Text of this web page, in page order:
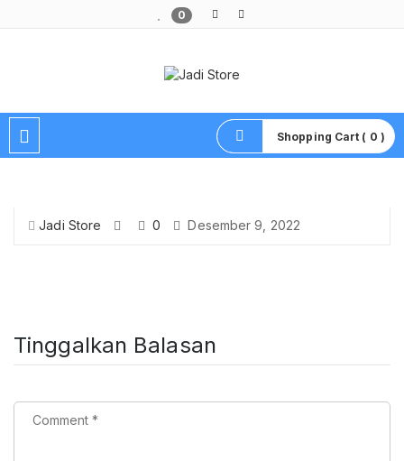
0
Shopping Cart ( 0 )
Jadi Store 0 Desember 9, 2022
Tinggalkan Balasan